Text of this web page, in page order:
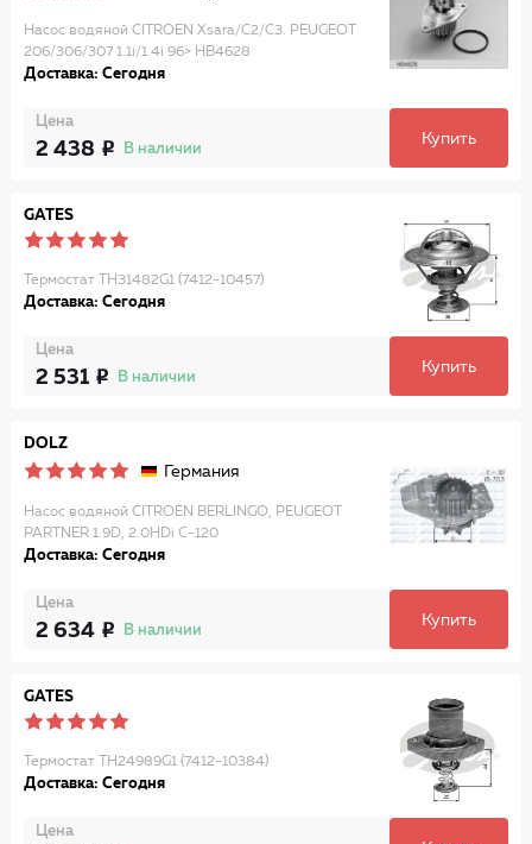
Насос водяной CITROEN Xsara/C2/C3. PEUGEOT
206/306/307 1.1i/1.4i 96> HB4628
Доставка: Сегодня
Цена
2 438 В наличии
Купить
GATES
Термостат TH31482G1 (7412-10457)
Доставка: Сегодня
Цена
2 531 В наличии
Купить
DOLZ
Германия
Насос водяной CITROEN BERLINGO, PEUGEOT
PARTNER 1.9D, 2.0HDi C-120
Доставка: Сегодня
Цена
2 634 В наличии
Купить
GATES
Термостат TH24989G1 (7412-10384)
Доставка: Сегодня
Цена